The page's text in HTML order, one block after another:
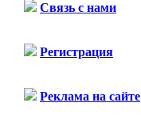
Связь с нами
Регистрация
Реклама на сайте